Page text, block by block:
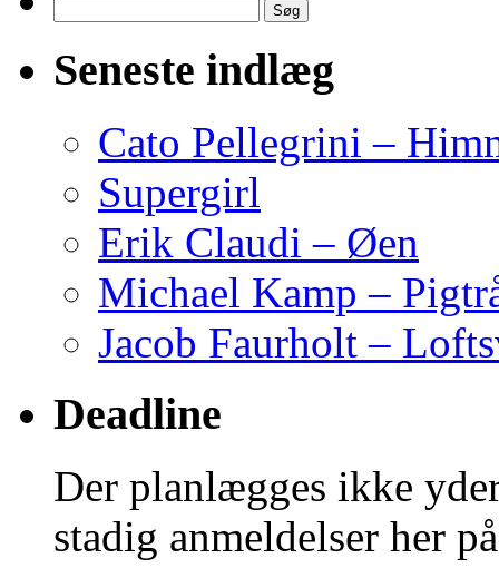
efter:
Seneste indlæg
Cato Pellegrini –
Supergirl
Erik Claudi – Øen
Michael Kamp –
Jacob Faurholt –
Deadline
Der planlægges ikke
stadig anmeldelser her